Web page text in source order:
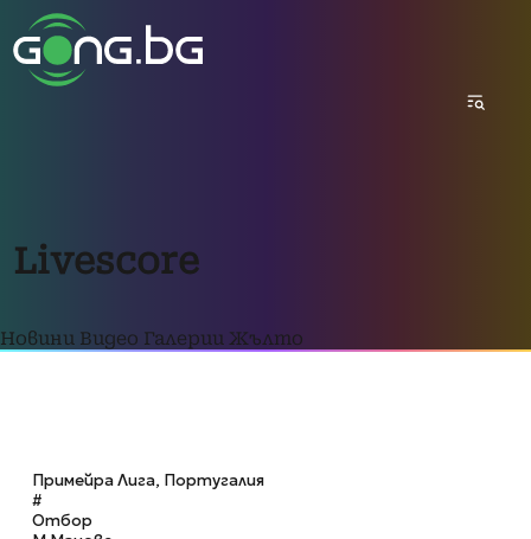
Livescore
Новини Видео Галерии Жълто
Примейра Лига, Португалия
#
Отбор